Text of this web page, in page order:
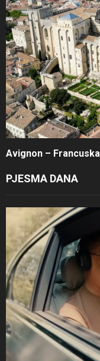
Avignon – Francuska
PJESMA DANA